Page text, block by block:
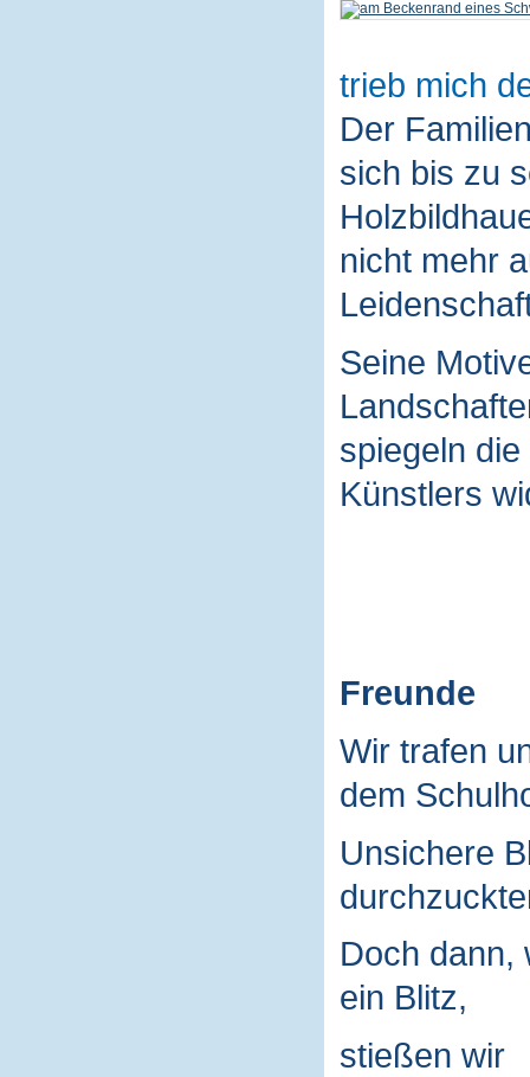
trieb mich
Der
sich bis zu
nicht mehr
Seine
spiegeln
Künstlers
Freunde
Wir trafen
dem
Unsichere
Doch dann,
ein Blitz,
stießen wir